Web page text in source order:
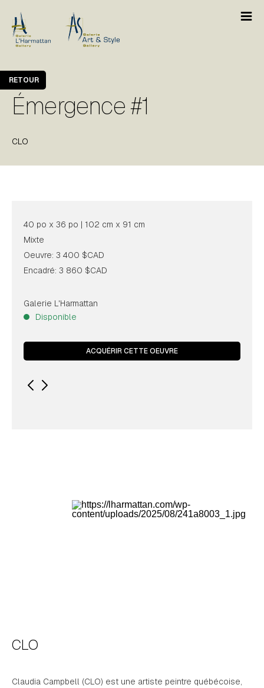
Émergence #1
CLO
RETOUR
40 po x 36 po | 102 cm x 91 cm
Mixte
Oeuvre: 3 400 $CAD
Encadré: 3 860 $CAD
Galerie L'Harmattan
Disponible
ACQUÉRIR CETTE OEUVRE
CLO
Claudia Campbell (CLO) est une artiste peintre québécoise,